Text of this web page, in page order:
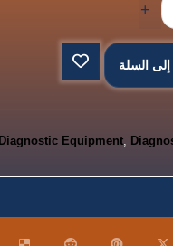
+
إلى السلة
Diagnostic Equipment,